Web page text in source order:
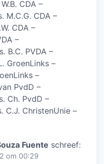
CDA –
M.C.G. CDA –
CDA –
–
B.C. PVDA –
GroenLinks –
–
PvdD –
Ch. PvdD –
C.J. ChristenUnie –
Fuente schreef:
om 00:29